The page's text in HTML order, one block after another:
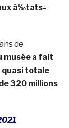
à‰tats-
de
musée a fait
quasi totale
320 millions